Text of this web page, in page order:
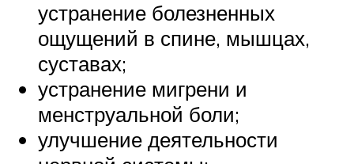
устранение болезненных
ощущений в спине, мышцах,
суставах;
устранение мигрени и
менструальной боли;
улучшение деятельности